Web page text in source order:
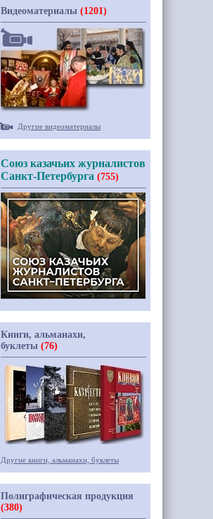
Видеоматериалы (1201)
Другие видеоматериалы
Союз казачьих журналистов
Санкт-Петербурга (755)
Книги, альманахи,
буклеты (76)
Другие книги, альманахи, буклеты
Полиграфическая продукция
(380)